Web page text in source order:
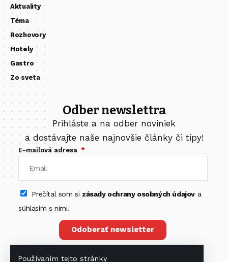
Používaním tejto stránky
Aktuality
Téma
Rozhovory
Hotely
Gastro
Zo sveta
Odber newslettra
Prihláste a na odber noviniek
a dostávajte naše najnovšie články či tipy!
E-mailová adresa
Prečítal som si zásady ochrany osobných údajova
súhlasím s nimi.
Odoberať newsletter